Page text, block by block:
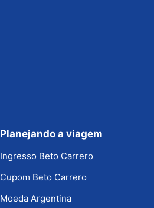
Planejando a viagem
Ingresso Beto Carrero
Cupom Beto Carrero
Moeda Argentina